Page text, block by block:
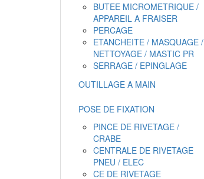
BUTEE MICROMETRIQUE /
APPAREIL A FRAISER
PERCAGE
ETANCHEITE / MASQUAGE /
NETTOYAGE / MASTIC PR
SERRAGE / EPINGLAGE
OUTILLAGE A MAIN
POSE DE FIXATION
PINCE DE RIVETAGE /
CRABE
CENTRALE DE RIVETAGE
PNEU / ELEC
CE DE RIVETAGE